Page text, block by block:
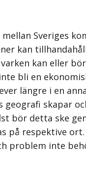
Sveriges
kan
kan eller
bli en
längre i en
geografi skapar
bör detta ske
på respektive
problem inte